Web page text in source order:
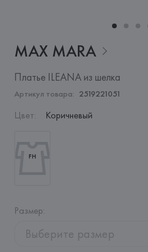
MAX MARA
Платье ILEANA из шелка
Артикул товара: 2519221051
Цвет: Коричневый
Размер:
Выберите размер